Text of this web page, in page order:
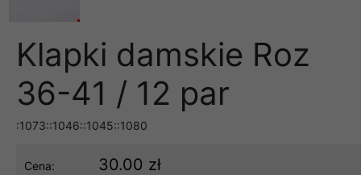
Klapki damskie Roz
36-41 / 12 par
:1073::1046::1045::1080
Cena: 30.00 zł